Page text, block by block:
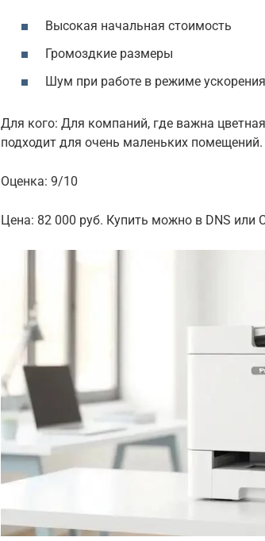
Высокая начальная стоимость
Громоздкие размеры
Шум при работе в режиме ускорения
Для кого: Для компаний, где важна
подходит для очень маленьких помещений.
Оценка: 9/10
Цена: 82 000 руб. Купить можно в DNS или